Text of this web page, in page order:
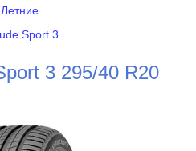
Летние
Sport 3
3 295/40 R20